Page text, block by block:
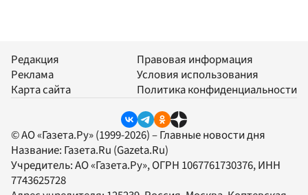
Редакция
Реклама
Карта сайта
Правовая информация
Условия использования
Политика конфиденциальности
© АО «Газета.Ру» (1999-2026) – Главные новости дня
Название: Газета.Ru (Gazeta.Ru)
Учредитель:АО «Газета.Ру», ОГРН 1067761730376, ИНН
7743625728